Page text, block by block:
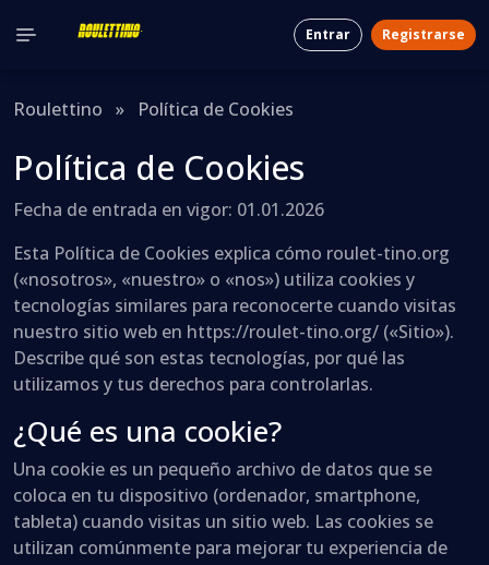
Entrar Registrarse
Roulettino » Política de Cookies
Política de Cookies
Fecha de entrada en vigor: 01.01.2026
Esta Política de Cookies explica cómo roulet-tino.org
(«nosotros», «nuestro» o «nos») utiliza cookies y
tecnologías similares para reconocerte cuando visitas
nuestro sitio web en https://roulet-tino.org/ («Sitio»).
Describe qué son estas tecnologías, por qué las
utilizamos y tus derechos para controlarlas.
¿Qué es una cookie?
Una cookie es un pequeño archivo de datos que se
coloca en tu dispositivo (ordenador, smartphone,
tableta) cuando visitas un sitio web. Las cookies se
utilizan comúnmente para mejorar tu experiencia de